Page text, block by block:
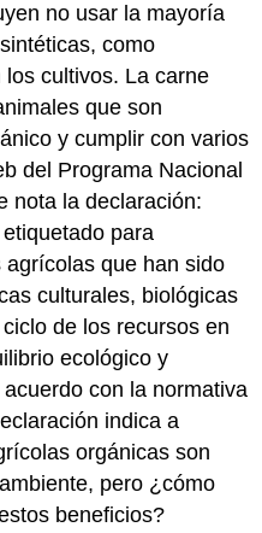
no usar la mayoría
como
cultivos. La carne
que son
y cumplir con varios
del Programa Nacional
nota la declaración:
para
que han sido
culturales, biológicas
de los recursos en
ecológico y
con la normativa
indica a
orgánicas son
pero ¿cómo
beneficios?